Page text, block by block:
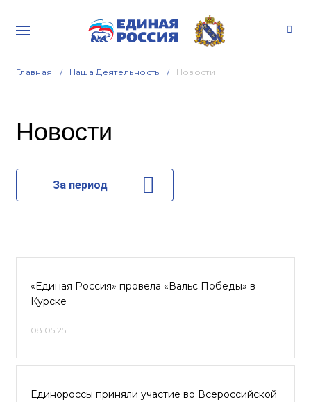
Главная Наша Деятельность Новости
Новости
За период
«Единая Россия» провела «Вальс Победы» в
Курске
08.05.25
Единороссы приняли участие во Всероссийской